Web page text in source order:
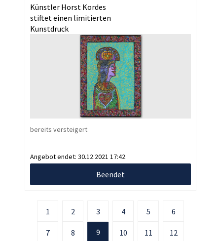
Künstler Horst Kordes
stiftet einen limitierten
Kunstdruck
bereits versteigert
Angebot endet: 30.12.2021 17:42
Beendet
1 2 3 4 5 6
7 8 9 10 11 12